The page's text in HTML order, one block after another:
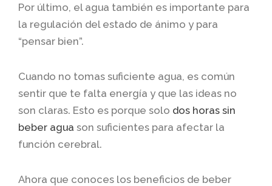
Por último, el agua también es importante para
la regulación del estado de ánimo y para
“pensar bien”.
Cuando no tomas suficiente agua, es común
sentir que te falta energía y que las ideas no
son claras. Esto es porque solo dos horas sin
beber agua son suficientes para afectar la
función cerebral.
Ahora que conoces los beneficios de beber